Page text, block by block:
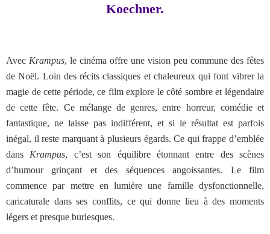
Koechner.
Avec Krampus, le cinéma offre une vision peu commune des fêtes
de Noël. Loin des récits classiques et chaleureux qui font vibrer la
magie de cette période, ce film explore le côté sombre et légendaire
de cette fête. Ce mélange de genres, entre horreur, comédie et
fantastique, ne laisse pas indifférent, et si le résultat est parfois
inégal, il reste marquant à plusieurs égards. Ce qui frappe d’emblée
dans Krampus, c’est son équilibre étonnant entre des scènes
d’humour grinçant et des séquences angoissantes. Le film
commence par mettre en lumière une famille dysfonctionnelle,
caricaturale dans ses conflits, ce qui donne lieu à des moments
légers et presque burlesques.